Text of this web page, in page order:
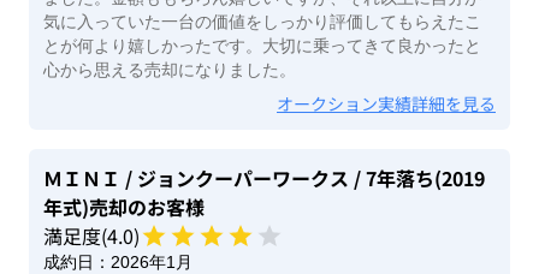
気に入っていた一台の価値をしっかり評価してもらえたこ
とが何より嬉しかったです。大切に乗ってきて良かったと
心から思える売却になりました。
オークション実績詳細を見る
ＭＩＮＩ / ジョンクーパーワークス / 7年落ち(2019
年式)売却のお客様
満足度(4.0)
成約日： 2026年1月